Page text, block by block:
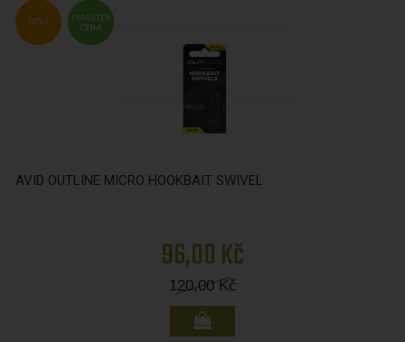
FMASTER
CENA
NOVÉ
AVID OUTLINE MICRO HOOKBAIT SWIVEL
96,00 Kč
120,00Kč